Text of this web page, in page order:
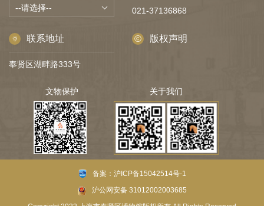
021-37136868
联系地址
奉贤区湖畔路333号
版权声明
文物保护 关于我们
访问量统计
备案：沪ICP备15042514号-1
沪公网安备 31012002003685